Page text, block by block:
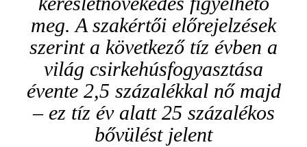
meg. A szakértői előrejelzések
szerint a következő tíz évben a
világ csirkehúsfogyasztása
évente 2,5 százalékkal nő majd
– ez tíz év alatt 25 százalékos
bővülést jelent